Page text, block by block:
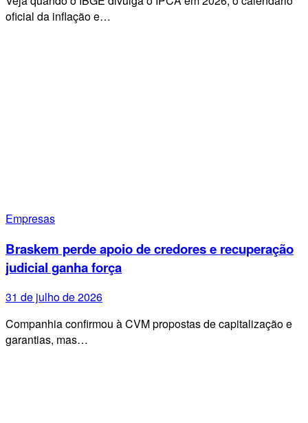
oficial da inflação e…
Empresas
Braskem perde apoio de credores e recuperação
judicial ganha força
31 de julho de 2026
Companhia confirmou à CVM propostas de capitalização e
garantias, mas…